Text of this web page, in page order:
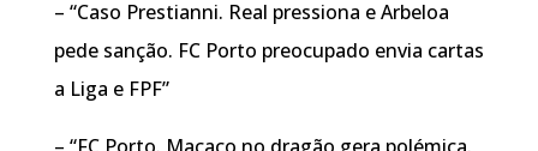
– “Caso Prestianni. Real pressiona e Arbeloa
pede sanção. FC Porto preocupado envia cartas
a Liga e FPF”